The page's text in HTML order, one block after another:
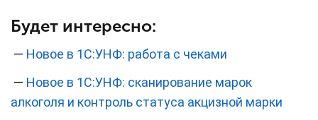
Будет интересно:
— Новое в 1С:УНФ: работа с чеками
— Новое в 1С:УНФ: сканирование марок
алкоголя и контроль статуса акцизной марки